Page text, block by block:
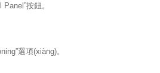
按鈕。
選項(xiàng)。